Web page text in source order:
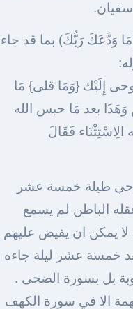
وَدَّعَكَ رَبُّكَ) بما قد جاء
إِلَيْك {وَمَا قلى} مَا
بعد مَا حبس الله
فَقَالَ
طيلة خمسة عشر
الباطن لم يسمع
يمكن ان يفيض عليهم
خمسة عشر ليلة جاءه
بل بسورة الضحى .
الا في سورة الكهف